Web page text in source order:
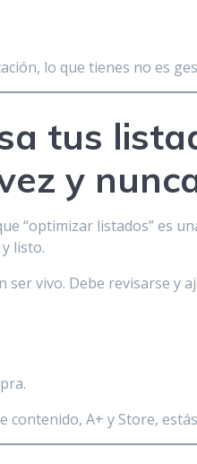
lo que tienes no es
tus
y
“optimizar listados” es
listo.
ser vivo. Debe revisarse y
contenido, A+ y Store,